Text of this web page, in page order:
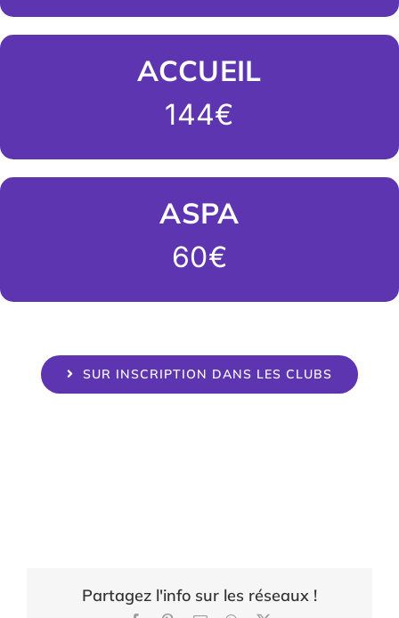
ACCUEIL
144€
ASPA
60€
SUR INSCRIPTION DANS LES CLUBS
Partagez l'info sur les réseaux !